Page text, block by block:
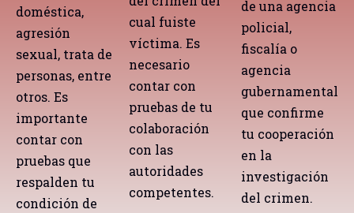
doméstica,
agresión
sexual, trata de
personas, entre
otros. Es
importante
contar con
pruebas que
respalden tu
condición de
cual fuiste
víctima. Es
necesario
contar con
pruebas de tu
colaboración
con las
autoridades
competentes.
de una agencia
policial,
fiscalía o
agencia
gubernamental
que confirme
tu cooperación
en la
investigación
del crimen.